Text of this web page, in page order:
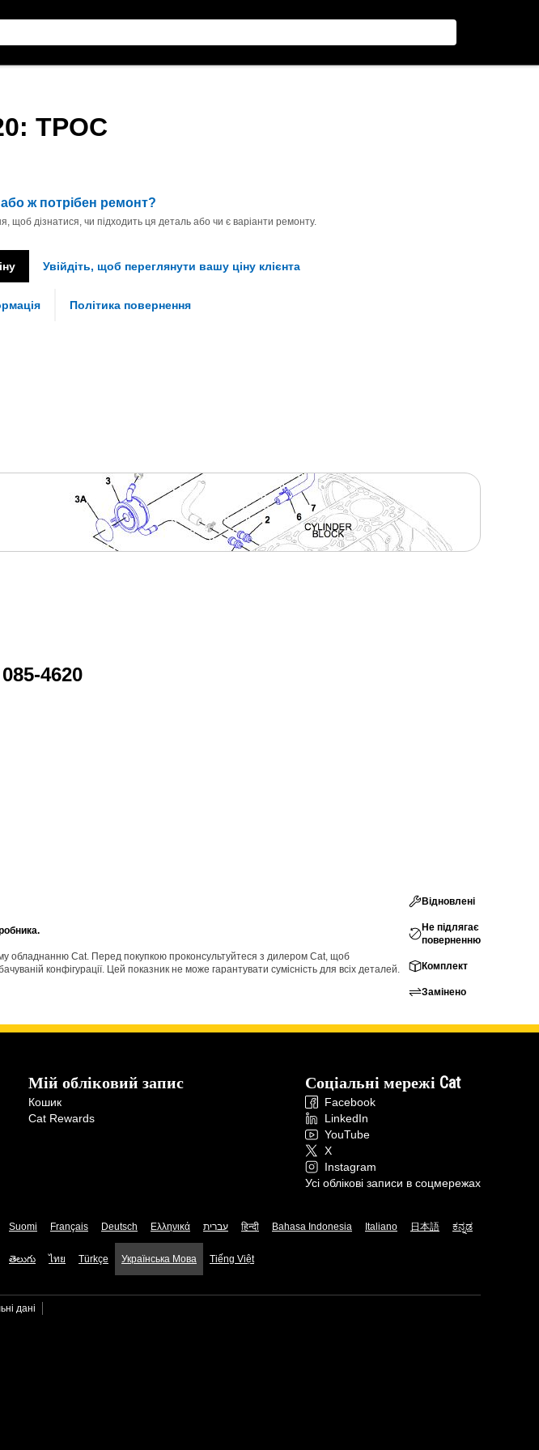
: ТРОС
або ж потрібен ремонт?
щоб дізнатися, чи підходить ця деталь або чи є варіанти ремонту.
Увійдіть, щоб переглянути вашу ціну клієнта
Політика повернення
085-4620
обладнанню Cat. Перед покупкою проконсультуйтеся з дилером Cat, щоб
конфігурації. Цей показник не може гарантувати сумісність для всіх деталей.
Відновлені
Не підлягає
поверненню
Комплект
Замінено
Мій обліковий запис
Кошик
Cat Rewards
Соціальні мережі Cat
Facebook
LinkedIn
YouTube
X
Instagram
Усі облікові записи в соцмережах
Suomi Français Deutsch Ελληνικά עברית हिन्दी Bahasa Indonesia Italiano 日本語 ಕನ್ನಡ
తెలుగు ไทย Türkçe Українська Мова Tiếng Việt
дані